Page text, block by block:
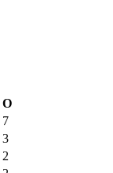
О
7
3
2